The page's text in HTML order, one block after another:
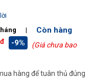
| Còn hàng
đ -9%
(Giá chưa bao
hàng để tuân thủ đúng